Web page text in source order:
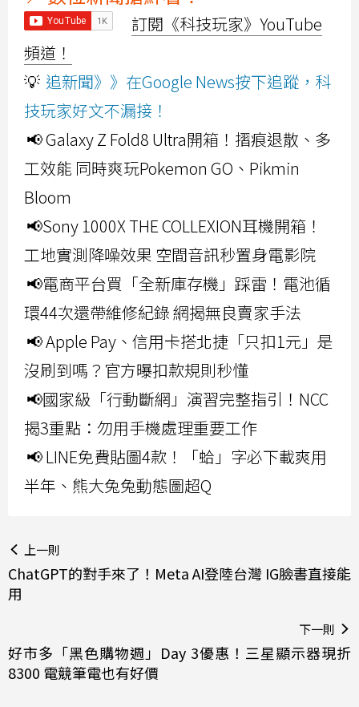
訂閱《科技玩家》YouTube
頻道！
💡 追新聞》》在Google News按下追蹤，科
技玩家好文不漏接！
📢 Galaxy Z Fold8 Ultra開箱！摺痕退散、多
工效能 同時爽玩Pokemon GO、Pikmin
Bloom
📢Sony 1000X THE COLLEXION耳機開箱！
工地實測降噪效果 空間音訊秒置身電影院
📢電商平台買「全新庫存機」踩雷！電池循
環44次還帶維修紀錄 網揭無良賣家手法
📢 Apple Pay、信用卡搭北捷「只扣1元」是
沒刷到嗎？官方曝扣款規則秒懂
📢國家級「行動斷網」演習完整指引！NCC
揭3重點：勿用手機處理重要工作
📢 LINE免費貼圖4款！「蛤」字必下載爽用
半年、熊大兔兔動態圖超Q
上一則
ChatGPT的對手來了！Meta AI登陸台灣 IG臉書直接能
用
下一則
好市多「黑色購物週」Day 3優惠！三星顯示器現折
8300 電競筆電也有好價